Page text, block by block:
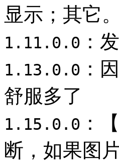
显示；其它。
1.11.0.0 ：
1.13.0.0 ：
舒服多了
1.15.0.0 ：
断，如果图